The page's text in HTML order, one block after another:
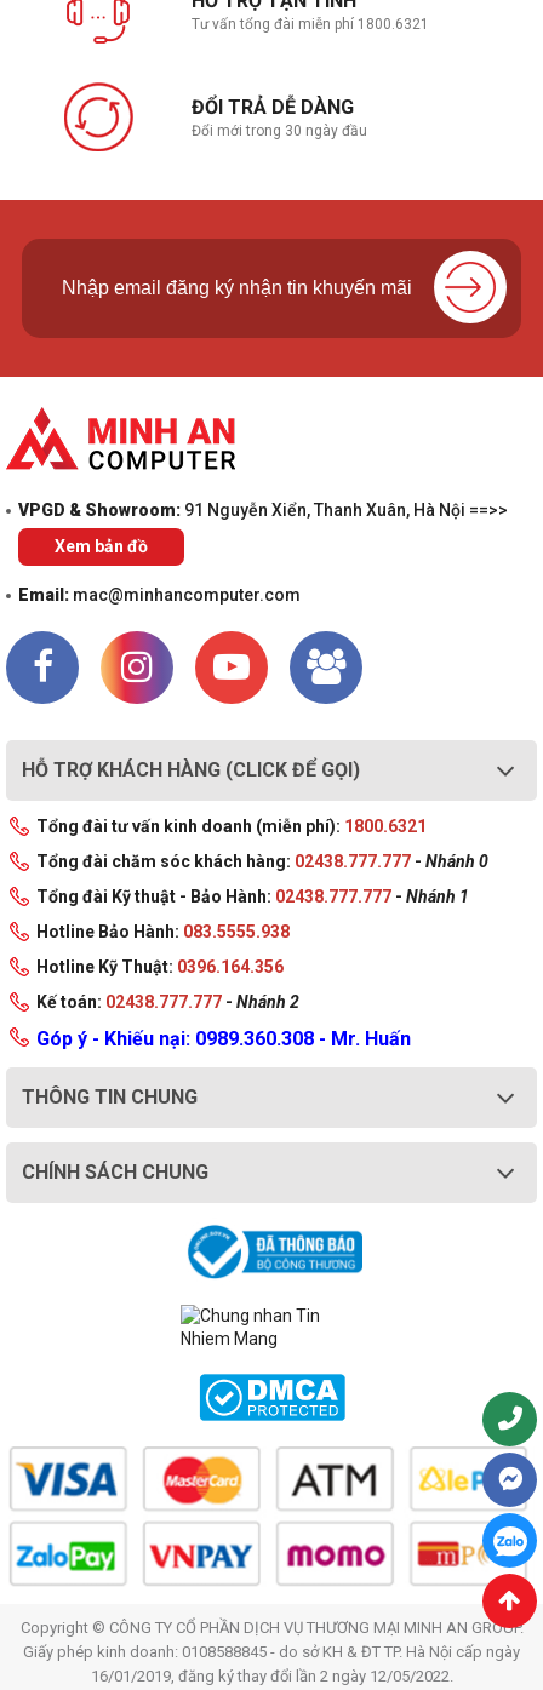
Tư vấn tổng đài miễn phí 1800.6321
ĐỔI TRẢ DỄ DÀNG
Đổi mới trong 30 ngày đầu
VPGD & Showroom: 91 Nguyễn Xiển, Thanh Xuân, Hà Nội ==>>
Xem bản đồ
Email: mac@minhancomputer.com
HỖ TRỢ KHÁCH HÀNG (CLICK ĐỂ GỌI)
Tổng đài tư vấn kinh doanh (miễn phí): 1800.6321
Tổng đài chăm sóc khách hàng: 02438.777.777 - Nhánh 0
Tổng đài Kỹ thuật - Bảo Hành: 02438.777.777 - Nhánh 1
Hotline Bảo Hành: 083.5555.938
Hotline Kỹ Thuật: 0396.164.356
Kế toán: 02438.777.777 - Nhánh 2
Góp ý - Khiếu nại: 0989.360.308 - Mr. Huấn
THÔNG TIN CHUNG
CHÍNH SÁCH CHUNG
Copyright © CÔNG TY CỔ PHẦN DỊCH VỤ THƯƠNG MẠI MINH AN GROUP.
Giấy phép kinh doanh: 0108588845 - do sở KH & ĐT TP. Hà Nội cấp ngày
16/01/2019, đăng ký thay đổi lần 2 ngày 12/05/2022.